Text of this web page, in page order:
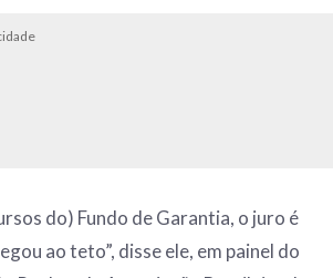
do) Fundo de Garantia, o juro é
ao teto”, disse ele, em painel do